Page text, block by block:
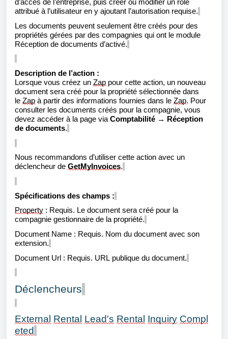
d’accès de l’entreprise, puis créer ou modifier un rôle
attribué à l’utilisateur en y ajoutant l’autorisation requise.
Les documents peuvent seulement être créés pour des
propriétés gérées par des compagnies qui ont le module
Réception de documents d’activé.
Description de l’action :
Lorsque vous créez un Zap pour cette action, un nouveau
document sera créé pour la propriété sélectionnée dans
le Zap à partir des informations fournies dans le Zap. Pour
consulter les documents créés pour la compagnie, vous
devez accéder à la page via Comptabilité → Réception
de documents.
Nous recommandons d’utiliser cette action avec un
déclencheur de GetMyInvoices.
Spécifications des champs :
Property : Requis. Le document sera créé pour la
compagnie gestionnaire de la propriété.
Document Name : Requis. Nom du document avec son
extension.
Document Url : Requis. URL publique du document.
Déclencheurs
External Rental Lead's Rental Inquiry Compl
eted